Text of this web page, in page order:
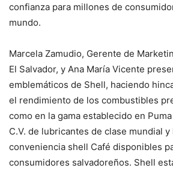
confianza para millones de
mundo.
Marcela Zamudio, Gerente de
El Salvador, y Ana María Vicente
emblemáticos de Shell, haciendo
el rendimiento de los combustibles
como en la gama establecido en
C.V. de lubricantes de clase mundial
conveniencia shell Café disponibles
consumidores salvadoreños. Shell